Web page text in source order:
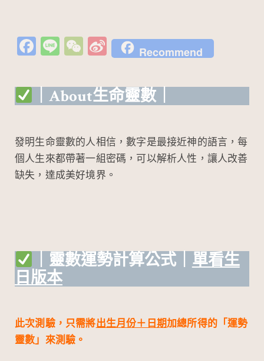
Fa
e
b
o
k
Li
e
W
C
h
Si
n
a
W
b
o
Recommend
｜About生命靈數｜
發明生命靈數的人相信，數字是最接近神的語言，每
個人生來都帶著一組密碼，可以解析人性，讓人改善
缺失，達成美好境界。
｜靈數運勢計算公式｜ 單看生
日版本
此次測驗，只需將出生月份＋日期加總所得的「運勢
靈數」來測驗。